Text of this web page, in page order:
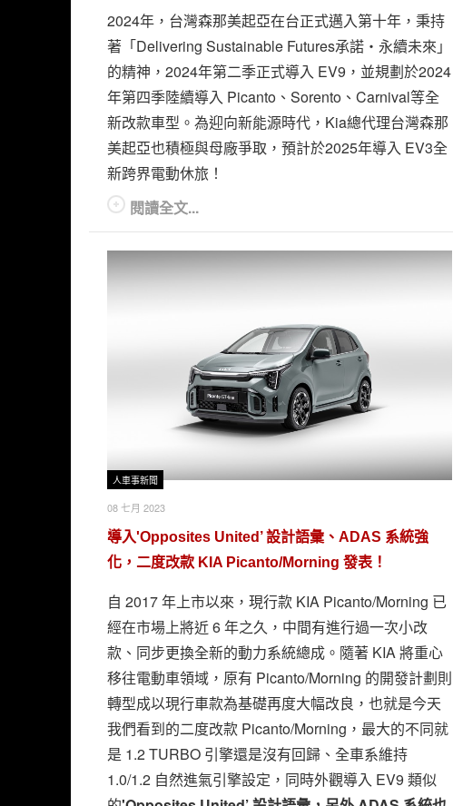
2024年，台灣森那美起亞在台正式邁入第十年，秉持
著「Delivering Sustainable Futures承諾・永續未來」
的精神，2024年第二季正式導入 EV9，並規劃於2024
年第四季陸續導入 Picanto、Sorento、Carnival等全
新改款車型。為迎向新能源時代，Kia總代理台灣森那
美起亞也積極與母廠爭取，預計於2025年導入 EV3全
新跨界電動休旅！
閱讀全文...
人車事新聞
08 七月 2023
導入'Opposites United’ 設計語彙、ADAS 系統強
化，二度改款 KIA Picanto/Morning 發表！
自 2017 年上市以來，現行款 KIA Picanto/Morning 已
經在市場上將近 6 年之久，中間有進行過一次小改
款、同步更換全新的動力系統總成。隨著 KIA 將重心
移往電動車領域，原有 Picanto/Morning 的開發計劃則
轉型成以現行車款為基礎再度大幅改良，也就是今天
我們看到的二度改款 Picanto/Morning，最大的不同就
是 1.2 TURBO 引擎還是沒有回歸、全車系維持
1.0/1.2 自然進氣引擎設定，同時外觀導入 EV9 類似